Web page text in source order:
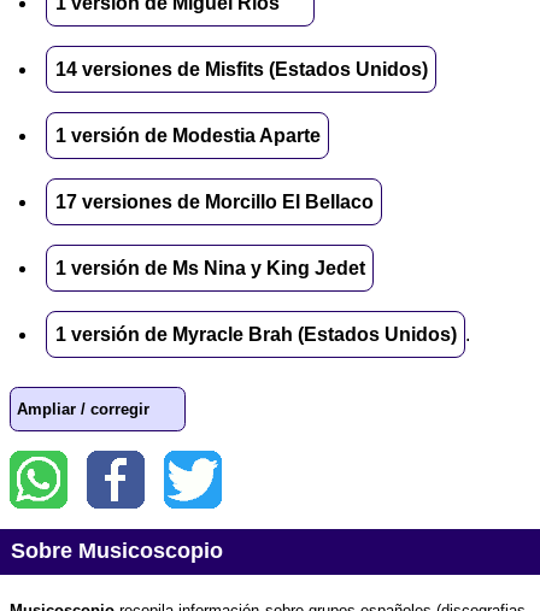
14 versiones de Misfits (Estados Unidos)
1 versión de Modestia Aparte
17 versiones de Morcillo El Bellaco
1 versión de Ms Nina y King Jedet
1 versión de Myracle Brah (Estados Unidos) .
Ampliar / corregir
Sobre Musicoscopio